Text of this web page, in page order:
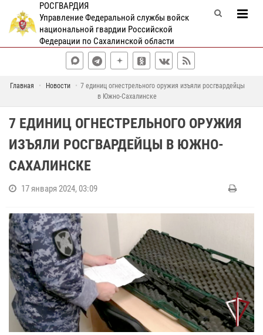
РОСГВАРДИЯ
Управление Федеральной службы войск
национальной гвардии Российской
Федерации по Сахалинской области
Главная Новости
7 единиц огнестрельного оружия изъяли росгвардейцы
в Южно-Сахалинске
7 ЕДИНИЦ ОГНЕСТРЕЛЬНОГО ОРУЖИЯ
ИЗЪЯЛИ РОСГВАРДЕЙЦЫ В ЮЖНО-
САХАЛИНСКЕ
17 января 2024, 03:09